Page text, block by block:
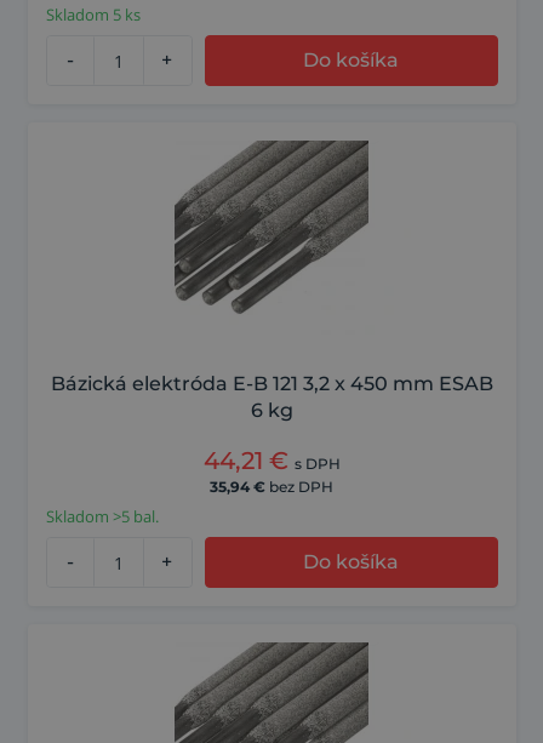
Skladom 5 ks
- + Do košíka
Bázická elektróda E-B 121 3,2 x 450 mm ESAB
6 kg
44,21 € s DPH
35,94 € bez DPH
Skladom >5 bal.
- + Do košíka